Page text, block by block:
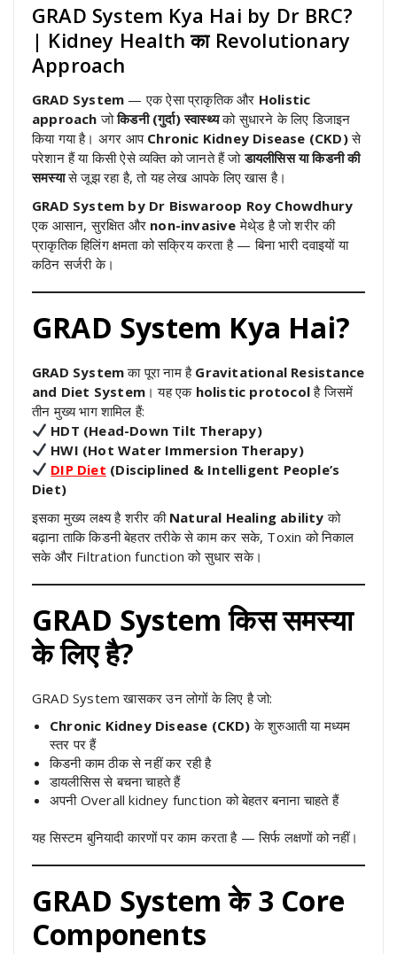
GRAD System Kya Hai by Dr BRC?
| Kidney Health का Revolutionary
Approach
GRAD System — एक ऐसा प्राकृतिक और Holistic
approach जोकिडनी (गुर्दा) स्वास्थ्यको सुधारने के लिए डिजाइन
किया गया है। अगर आप Chronic Kidney Disease (CKD)से
परेशान हैं या किसी ऐसे व्यक्ति को जानते हैं जोडायलीसिस या किडनी की
समस्यासे जूझ रहा है, तो यह लेख आपके लिए खास है।
GRAD System by Dr Biswaroop Roy Chowdhury
एक आसान, सुरक्षित और non-invasive मेथे्ड है जो शरीर की
प्राकृतिक हिलिंग क्षमता को सक्रिय करता है — बिना भारी दवाइयों या
कठिन सर्जरी के।
GRAD System Kya Hai?
GRAD Systemका पूरा नाम है Gravitational Resistance
and Diet System । यह एक holistic protocolहै जिसमें
तीन मुख्य भाग शामिल हैं:
HDT (Head-Down Tilt Therapy)
HWI (Hot Water Immersion Therapy)
DIP Diet (Disciplined & Intelligent People’s
Diet)
इसका मुख्य लक्ष्य है शरीर की Natural Healing ability को
बढ़ाना ताकि किडनी बेहतर तरीके से काम कर सके, Toxin को निकाल
सके और Filtration function को सुधार सके।
GRAD System किस समस्या
के लिए है?
GRAD System खासकर उन लोगों के लिए है जो:
Chronic Kidney Disease (CKD) के शुरुआती या मध्यम
स्तर पर हैं
किडनी काम ठीक से नहीं कर रही है
डायलीसिस से बचना चाहते हैं
अपनी Overall kidney function को बेहतर बनाना चाहते हैं
यह सिस्टम बुनियादी कारणों पर काम करता है — सिर्फ लक्षणों को नहीं।
GRAD System के 3 Core
Components